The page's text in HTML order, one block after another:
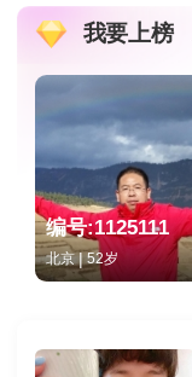
我要上榜
编号:1125111
北京 | 52岁